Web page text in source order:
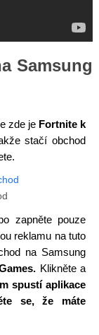
Samsung
zde je Fortnite k
stačí obchod
zapněte pouze
reklamu na tuto
na Samsung
Klikněte a
spustí aplikace
se, že máte